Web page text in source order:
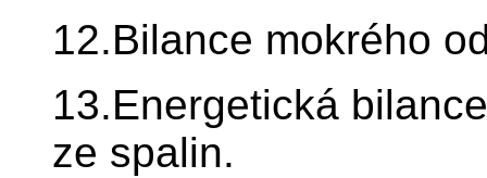
12.Bilance mokrého
13.Energetická
ze spalin.